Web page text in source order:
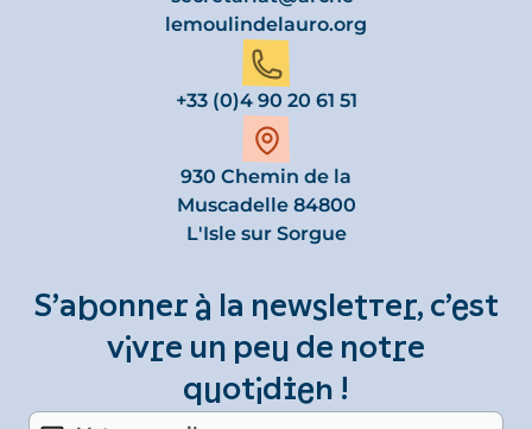
lemoulindelauro.org
+33 (0)4 90 20 61 51
930 Chemin de la
Muscadelle 84800
L'Isle sur Sorgue
S’abonner à la newsletter, c’est
vivre un peu de notre
quotidien !